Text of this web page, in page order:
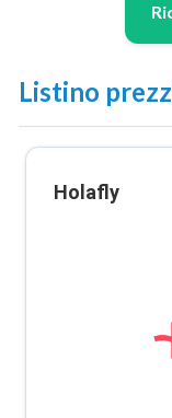
Listino
Holafly